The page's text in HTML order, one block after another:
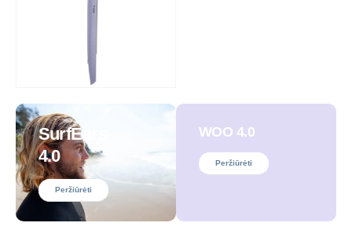
SurfEars
4.0
Peržiūrėti
WOO 4.0
Peržiūrėti